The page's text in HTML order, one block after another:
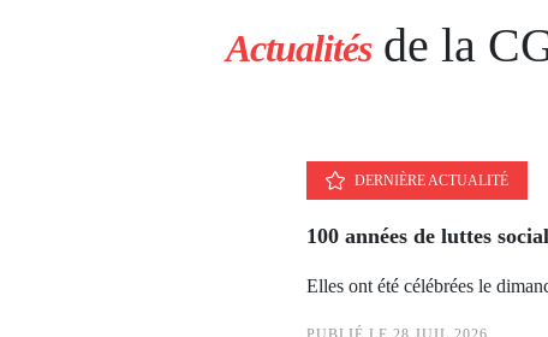
Actualitésde la
DERNIÈRE ACTUALITÉ
100 années de luttes
Elles ont été célébrées le